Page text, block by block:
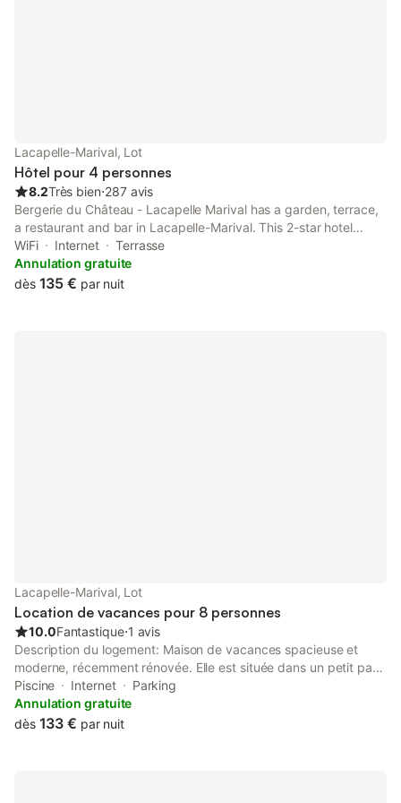
Lacapelle-Marival, Lot
Hôtel pour 4 personnes
8.2Très bien⋅287 avis
Bergerie du Château - Lacapelle Marival has a garden, terrace,
a restaurant and bar in Lacapelle-Marival. This 2-star hotel
offers room service. The hotel offers city views and a children's
playground.
WiFi Internet
Terrasse
Annulation gratuite
dès 135 € par nuit
Lacapelle-Marival, Lot
Location de vacances pour 8 personnes
10.0Fantastique⋅1 avis
Description du logement: Maison de vacances spacieuse et
moderne, récemment rénovée. Elle est située dans un petit parc
de vacances agréable avec une piscine chauffée : un véritable
paradis pour les enfants, mais aussi pour les sportifs. Vous
pouvez jouer au tennis, au basket-ball et au football. Sur votre
Piscine Internet
Parking
Annulation gratuite
dès 133 € par nuit